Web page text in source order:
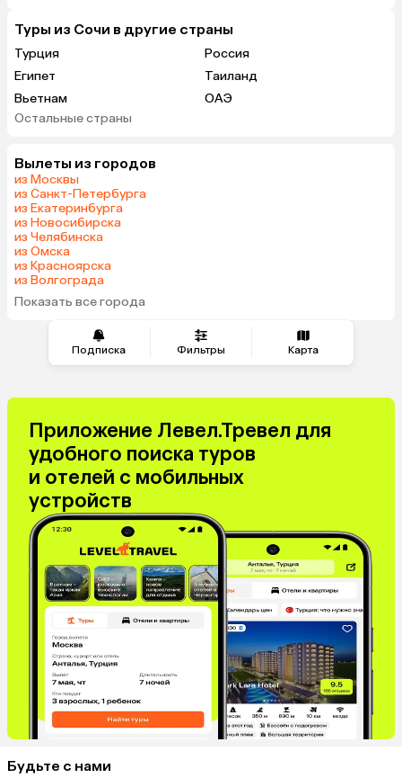
Подписка Фильтры Карта
Туры из Сочи в другие страны
Турция
Россия
Египет
Таиланд
Вьетнам
ОАЭ
Гонконг
Остальные страны
Вылеты из городов
из Москвы
из Санкт-Петербурга
из Екатеринбурга
из Новосибирска
из Челябинска
из Омска
из Красноярска
из Волгограда
Показать все города
Приложение Левел.Тревел для
удобного поиска туров
и отелей с мобильных
устройств
Будьте с нами